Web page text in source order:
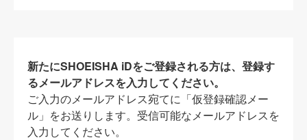
新たにSHOEISHA iDをご登録される方は、登録す
るメールアドレスを入力してください。
ご入力のメールアドレス宛てに「仮登録確認メー
ル」をお送りします。受信可能なメールアドレスを
入力してください。